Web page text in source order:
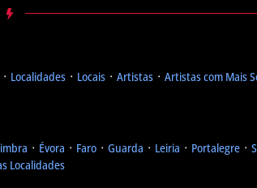
᛫ Localidades ᛫ Locais ᛫ Artistas ᛫ Artistas com Mais
᛫ Évora ᛫ Faro ᛫ Guarda ᛫ Leiria ᛫ Portalegre ᛫
Localidades